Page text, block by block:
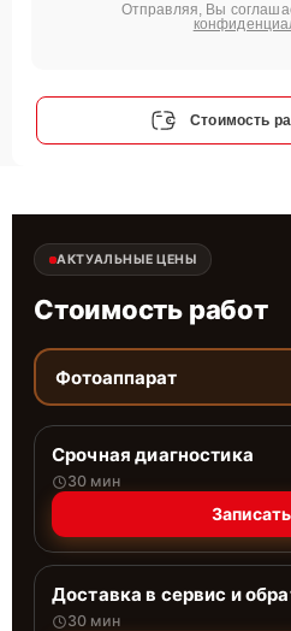
Отправляя, Вы
Стоимость
АКТУАЛЬНЫЕ ЦЕНЫ
Стоимость работ
Фотоаппарат
Срочная диагностика
30 мин
Доставка в сервис и
30 мин